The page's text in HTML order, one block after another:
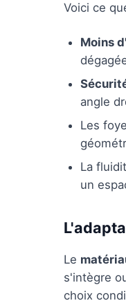
Voici ce
Moins
angle
Les
La
un
Le
s'intègre
choix